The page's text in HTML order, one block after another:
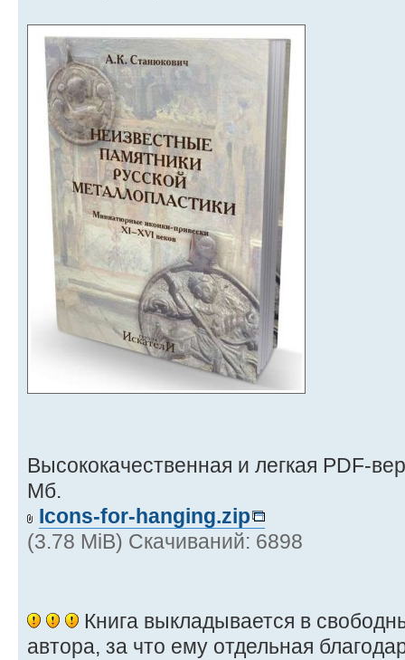
Высококачественная и легкая PDF-
Мб.
Icons-for-hanging.zip
(3.78 MiB) Скачиваний: 6898
Книга выкладывается в
автора, за что ему отдельная